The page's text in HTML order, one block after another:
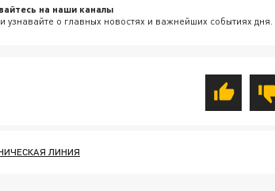
на наши каналы
узнавайте о главных новостях и важнейших событиях дня.
ЛИНИЯ